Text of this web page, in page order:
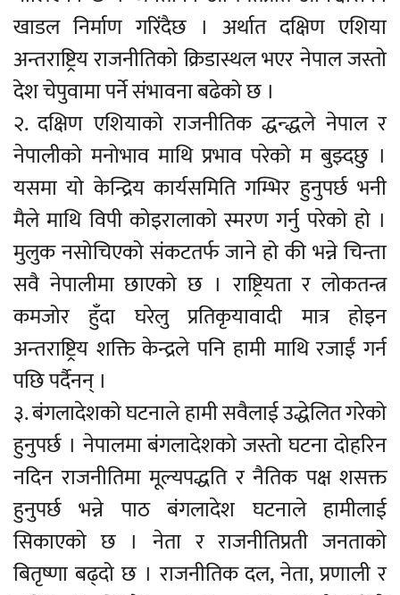
खाडल निर्माण गरिंदैछ । अर्थात दक्षिण एशिया
अन्तराष्ट्रिय राजनीतिको क्रिडास्थल भएर नेपाल जस्तो
देश चेपुवामा पर्ने संभावना बढेको छ ।
२. दक्षिण एशियाको राजनीतिक द्धन्द्धले नेपाल र
नेपालीको मनोभाव माथि प्रभाव परेको म बुझ्दछु ।
यसमा यो केन्द्रिय कार्यसमिति गम्भिर हुनुपर्छ भनी
मैले माथि विपी कोइरालाको स्मरण गर्नु परेको हो ।
मुलुक नसोचिएको संकटतर्फ जाने हो की भन्ने चिन्ता
सवै नेपालीमा छाएको छ । राष्ट्रियता र लोकतन्त्र
कमजोर हुँदा घरेलु प्रतिकृयावादी मात्र होइन
अन्तराष्ट्रिय शक्ति केन्द्रले पनि हामी माथि रजाईं गर्न
पछि पर्दैनन् ।
३. बंगलादेशको घटनाले हामी सवैलाई उद्धेलित गरेको
हुनुपर्छ । नेपालमा बंगलादेशको जस्तो घटना दोहरिन
नदिन राजनीतिमा मूल्यपद्धति र नैतिक पक्ष शसक्त
हुनुपर्छ भन्ने पाठ बंगलादेश घटनाले हामीलाई
सिकाएको छ । नेता र राजनीतिप्रती जनताको
बितृष्णा बढ्दो छ । राजनीतिक दल, नेता, प्रणाली र